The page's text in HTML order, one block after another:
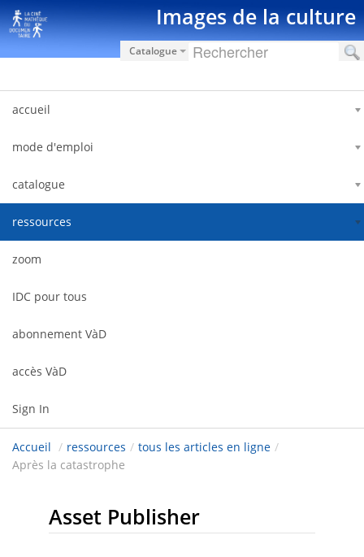
Skip to Content Images de la culture
Catalogue
accueil
mode d'emploi
catalogue
ressources
zoom
IDC pour tous
abonnement VàD
accès VàD
Sign In
Accueil / ressources / tous les articles en ligne /
Après la catastrophe
Asset Publisher